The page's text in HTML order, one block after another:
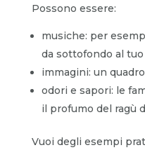
Possono essere:
musiche: per
da sottofondo al
immagini: un
odori e sapori: le
il profumo del ragù
Vuoi degli esempi